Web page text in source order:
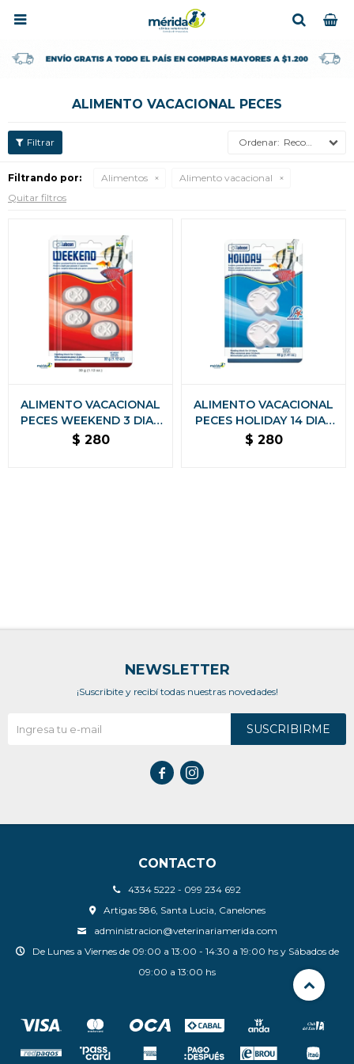

ALIMENTO VACACIONAL PECES
Recomendados
Filtrando por: Alimentos
Alimento vacacional
Quitar filtros
ALIMENTO VACACIONAL
PECES WEEKEND 3 DIAS
32 GRS
$ 280
ALIMENTO VACACIONAL
PECES HOLIDAY 14 DIAS
40 GRS
$ 280
CONTACTO
4334 5222 - 099 234 692
Artigas 586, Santa Lucia, Canelones
administracion@veterinariamerida.com
De Lunes a Viernes de 09:00 a 13:00 - 14:30 a 19:00 hs y Sábados de
09:00 a 13:00 hs
NEWSLETTER
¡Suscribite y recibí todas nuestras novedades!
SUSCRIBIRME
 